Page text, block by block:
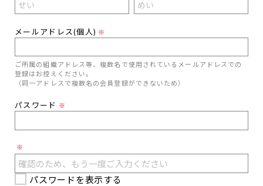
メールアドレス(個人) ※
ご所属の組織アドレス等、複数名で使用されているメールアドレスでの
登録はお控えください。
（同一アドレスで複数名の会員登録ができないため）
パスワード ※
※
パスワードを表示する